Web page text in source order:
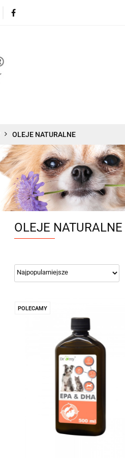
OLEJE NATURALNE
OLEJE NATURALNE
POLECAMY